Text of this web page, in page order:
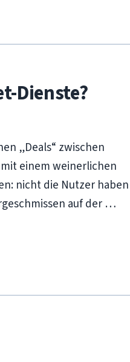
Dienste?
„Deals“ zwischen
einem weinerlichen
nicht die Nutzer haben
auf der …